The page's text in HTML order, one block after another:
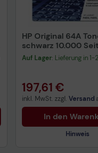
HP Original 64A
schwarz 10.000
(CC364A)
Auf Lager: Lieferung in
197,61 €
inkl. MwSt. zzgl. Versand
In den
Hinweis